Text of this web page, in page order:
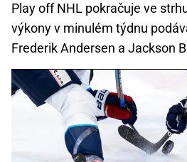
Play off NHL pokračuje ve
výkony v minulém týdnu
Frederik Andersen a Jackson